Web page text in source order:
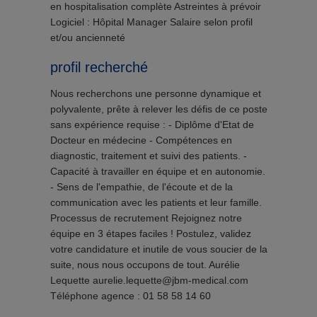
en hospitalisation complète Astreintes à prévoir
Logiciel : Hôpital Manager Salaire selon profil
et/ou ancienneté
profil recherché
Nous recherchons une personne dynamique et
polyvalente, prête à relever les défis de ce poste
sans expérience requise : - Diplôme d'Etat de
Docteur en médecine - Compétences en
diagnostic, traitement et suivi des patients. -
Capacité à travailler en équipe et en autonomie.
- Sens de l'empathie, de l'écoute et de la
communication avec les patients et leur famille.
Processus de recrutement Rejoignez notre
équipe en 3 étapes faciles ! Postulez, validez
votre candidature et inutile de vous soucier de la
suite, nous nous occupons de tout. Aurélie
Lequette aurelie.lequette@jbm-medical.com
Téléphone agence : 01 58 58 14 60